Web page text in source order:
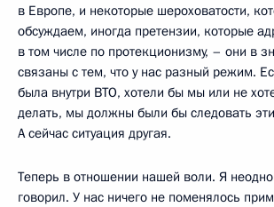
в Европе, и некоторые шероховатости,
обсуждаем, иногда претензии, которые
в том числе по протекционизму, – они в
связаны с тем, что у нас разный режим.
была внутри ВТО, хотели бы мы или не
делать, мы должны были бы следовать
А сейчас ситуация другая.
Теперь в отношении нашей воли. Я
говорил. У нас ничего не поменялось